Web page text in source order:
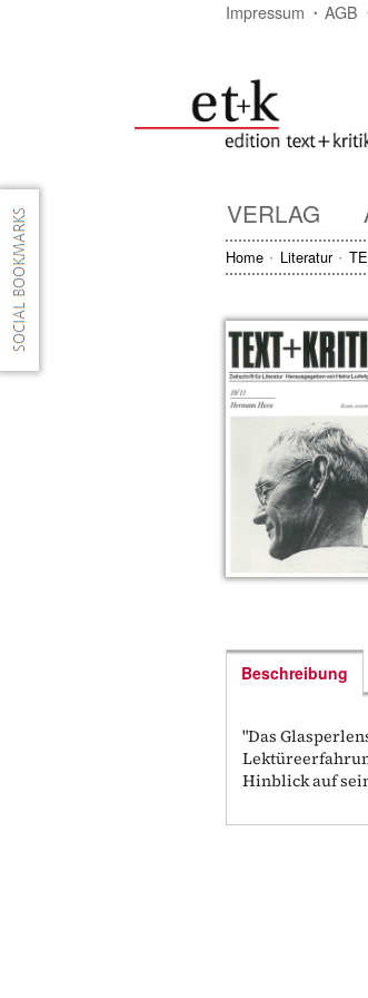
Impressum AGB
VERLAG
Home Literatur
Beschreibung
"Das
Hinblick auf